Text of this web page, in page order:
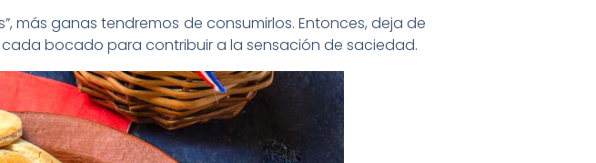
más ganas tendremos de consumirlos. Entonces, deja de
bocado para contribuir a la sensación de saciedad.